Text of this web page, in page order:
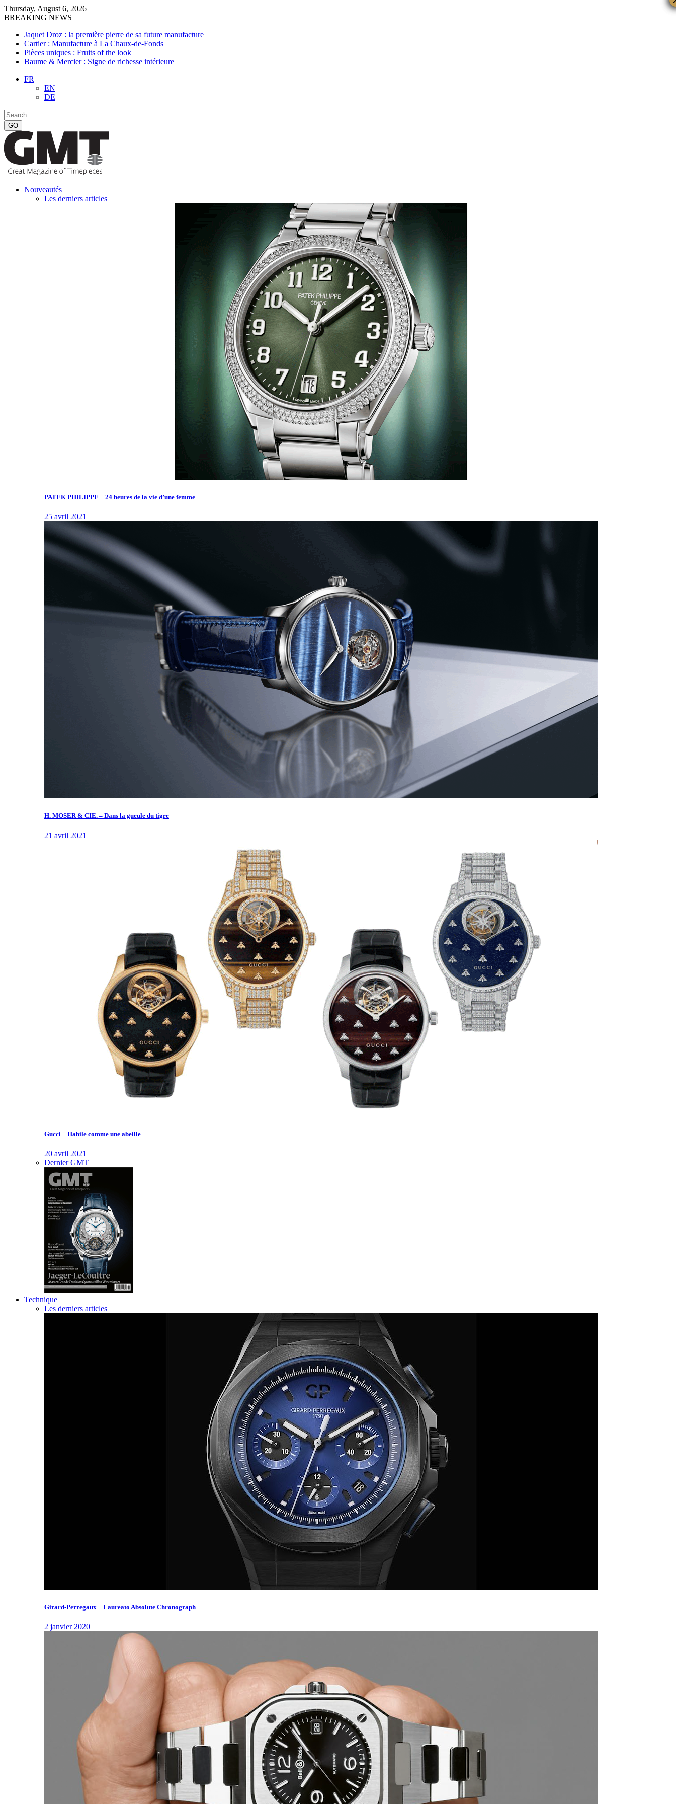
Thursday, August 6, 2026
BREAKING NEWS
Jaquet Droz : la première pierre de sa future manufacture
Cartier : Manufacture à La Chaux-de-Fonds
Pièces uniques : Fruits of the look
Baume & Mercier : Signe de richesse intérieure
FR
EN
DE
Nouveautés
Les derniers articles
PATEK PHILIPPE – 24 heures de la vie d’une femme
25 avril 2021
H. MOSER & CIE. – Dans la gueule du tigre
21 avril 2021
Gucci – Habile comme une abeille
20 avril 2021
Dernier GMT
Technique
Les derniers articles
Girard-Perregaux – Laureato Absolute Chronograph
2 janvier 2020